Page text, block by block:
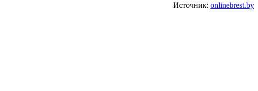
Источник: onlinebrest.by